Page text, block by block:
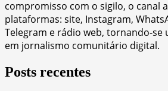
compromisso com o sigilo, o canal
plataformas: site, Instagram,
Telegram e rádio web, tornando-se
em jornalismo comunitário digital.
Posts recentes